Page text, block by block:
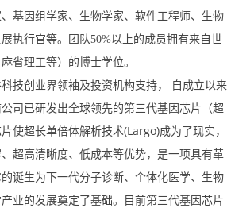
基因组学家、生物学家、软件工程师、生物
执行官等。团队50%以上的成员拥有来自世
省理工等）的博士学位。
技创业界领袖及投资机构支持，
自成立以来
司已研发出全球领先的第三代基因芯片（超
使超长单倍体解析技术(Largo)成为了现实，
超高清晰度、低成本等优势，是一项具有革
诞生为下一代分子诊断、个体化医学、生物
业的发展奠定了基础。目前第三代基因芯片